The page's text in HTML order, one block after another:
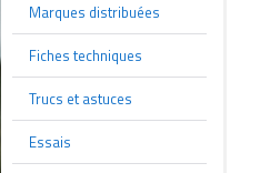
Marques distribuées
Fiches techniques
Trucs et astuces
Essais